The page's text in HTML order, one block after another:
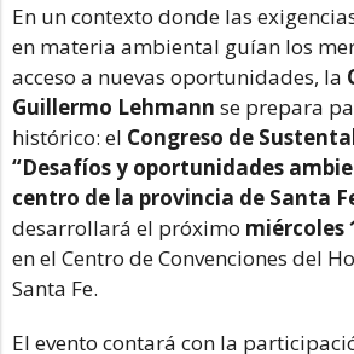
En un contexto donde las
en materia ambiental guían los
acceso a nuevas oportunidades, la
Guillermo Lehmann se prepara
histórico: el Congreso de
“Desafíos y oportunidades
centro de la provincia de Santa
desarrollará el próximo miércoles
en el Centro de Convenciones del
Santa Fe.
El evento contará con la